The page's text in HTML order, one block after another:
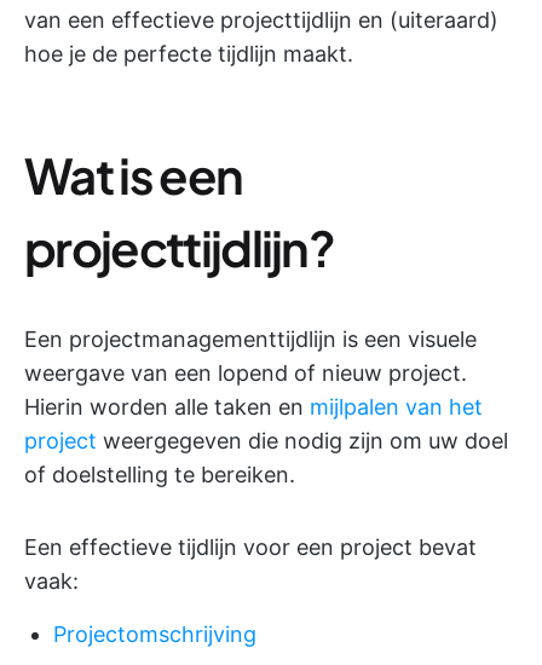
van een effectieve projecttijdlijn en (uiteraard)
hoe je de perfecte tijdlijn maakt.
Wat is een
projecttijdlijn?
Een projectmanagementtijdlijn is een visuele
weergave van een lopend of nieuw project.
Hierin worden alle taken en mijlpalen van het
project weergegeven die nodig zijn om uw doel
of doelstelling te bereiken.
Een effectieve tijdlijn voor een project bevat
vaak:
Projectomschrijving